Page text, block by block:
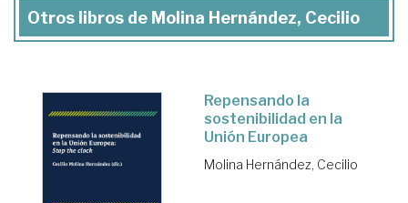
Otros libros de Molina Hernández, Cecilio
Repensando la
sostenibilidad en la
Unión Europea
Molina Hernández, Cecilio